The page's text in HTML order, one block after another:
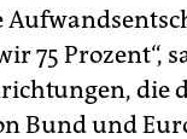
75 Prozent“,
die
Bund und